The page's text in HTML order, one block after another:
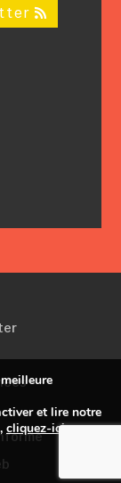
et lire notre
cliquez-ici.
des cookies